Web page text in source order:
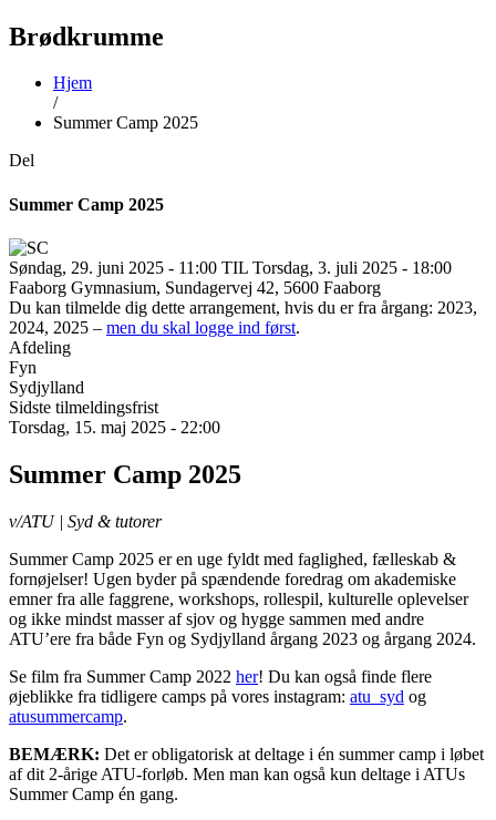
Brødkrumme
Hjem
/
Summer Camp 2025
Del
Summer Camp 2025
Søndag, 29. juni 2025 - 11:00 TIL Torsdag, 3. juli 2025 - 18:00
Faaborg Gymnasium, Sundagervej 42, 5600 Faaborg
Du kan tilmelde dig dette arrangement, hvis du er fra årgang: 2023,
2024, 2025 – men du skal logge ind først.
Afdeling
Fyn
Sydjylland
Sidste tilmeldingsfrist
Torsdag, 15. maj 2025 - 22:00
Summer Camp 2025
v/ATU | Syd & tutorer
Summer Camp 2025 er en uge fyldt med faglighed, fælleskab &
fornøjelser! Ugen byder på spændende foredrag om akademiske
emner fra alle faggrene, workshops, rollespil, kulturelle oplevelser
og ikke mindst masser af sjov og hygge sammen med andre
ATU’ere fra både Fyn og Sydjylland årgang 2023 og årgang 2024.
Se film fra Summer Camp 2022 her! Du kan også finde flere
øjeblikke fra tidligere camps på vores instagram: atu_syd og
atusummercamp.
BEMÆRK: Det er obligatorisk at deltage i én summer camp i løbet
af dit 2-årige ATU-forløb. Men man kan også kun deltage i ATUs
Summer Camp én gang.